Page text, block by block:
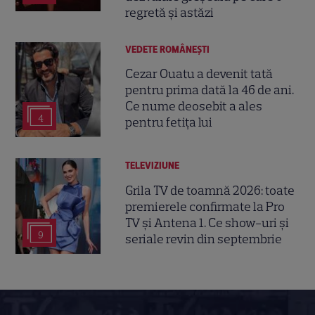
regretă și astăzi
4
VEDETE ROMÂNEŞTI
Cezar Ouatu a devenit tată
pentru prima dată la 46 de ani.
Ce nume deosebit a ales
pentru fetița lui
9
TELEVIZIUNE
Grila TV de toamnă 2026: toate
premierele confirmate la Pro
TV și Antena 1. Ce show-uri și
seriale revin din septembrie